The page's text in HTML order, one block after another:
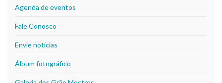
Agenda de eventos
Fale Conosco
Envie notícias
Álbum fotográfico